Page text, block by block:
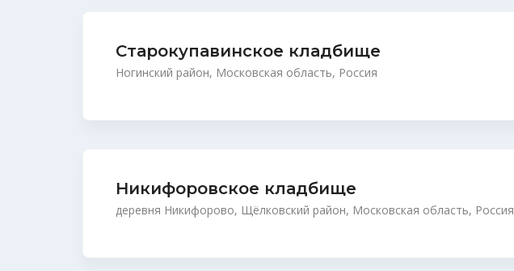
Старокупавинское кладбище
Ногинский район, Московская область, Россия
Никифоровское кладбище
деревня Никифорово, Щёлковский район, Московская область, Россия